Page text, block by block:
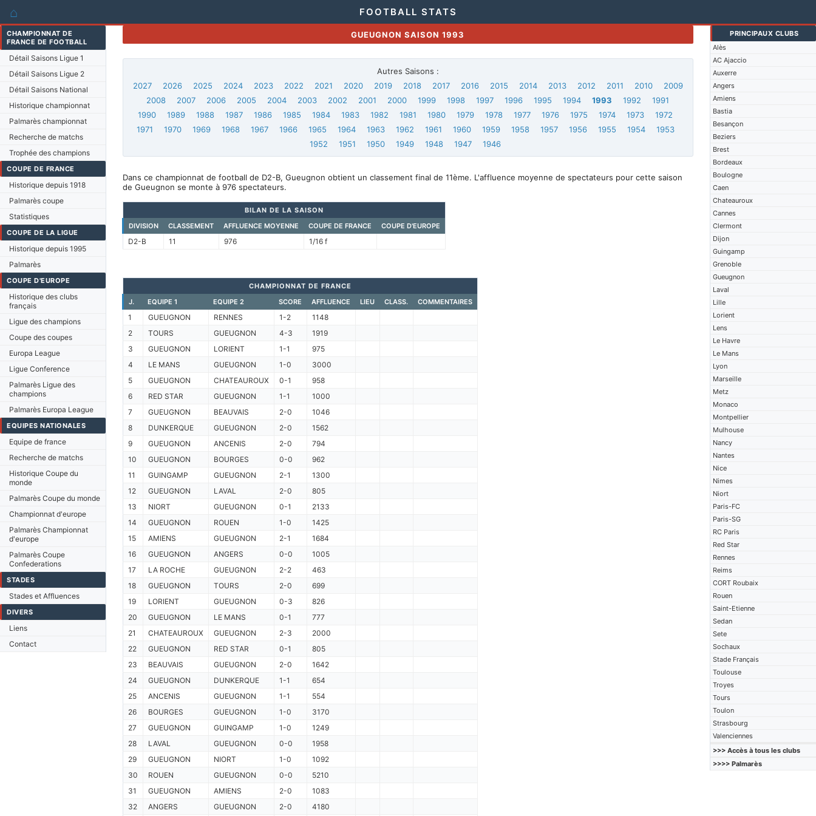
⌂ FOOTBALL STATS
CHAMPIONNAT DE
FRANCE DE FOOTBALL
Détail Saisons Ligue 1
Détail Saisons Ligue 2
Détail Saisons National
Historique championnat
Palmarès championnat
Recherche de matchs
Trophée des champions
COUPE DE FRANCE
Historique depuis 1918
Palmarès coupe
Statistiques
COUPE DE LA LIGUE
Historique depuis 1995
Palmarès
COUPE D'EUROPE
Historique des clubs
français
Ligue des champions
Coupe des coupes
Europa League
Ligue Conference
Palmarès Ligue des
champions
Palmarès Europa League
EQUIPES NATIONALES
Equipe de france
Recherche de matchs
Historique Coupe du
monde
Palmarès Coupe du monde
Championnat d'europe
Palmarès Championnat
d'europe
Palmarès Coupe
Confederations
STADES
Stades et Affluences
DIVERS
Liens
Contact
PRINCIPAUX CLUBS
Alès
AC Ajaccio
Auxerre
Angers
Amiens
Bastia
Besançon
Beziers
Brest
Bordeaux
Boulogne
Caen
Chateauroux
Cannes
Clermont
Dijon
Guingamp
Grenoble
Gueugnon
Laval
Lille
Lorient
Lens
Le Havre
Le Mans
Lyon
Marseille
Metz
Monaco
Montpellier
Mulhouse
Nancy
Nantes
Nice
Nimes
Niort
Paris-FC
Paris-SG
RC Paris
Red Star
Rennes
Reims
CORT Roubaix
Rouen
Saint-Etienne
Sedan
Sete
Sochaux
Stade Français
Toulouse
Troyes
Tours
Toulon
Strasbourg
Valenciennes
>>> Accès à tous les clubs
>>>> Palmarès
GUEUGNON SAISON 1993
Autres Saisons :
2027
2026 2025 2024 2023 2022 2021 2020 2019 2018 2017 2016 2015 2014 2013 2012 2011 2010
2009
2008
2007 2006 2005 2004 2003 2002 2001 2000 1999 1998 1997 1996 1995 1994 1993 1992
1991
1990
1989 1988 1987 1986 1985 1984 1983 1982 1981 1980 1979 1978 1977 1976 1975 1974 1973
1972
1971
1970 1969 1968 1967 1966 1965 1964 1963 1962 1961 1960 1959 1958 1957 1956 1955 1954
1953
1952
1951 1950 1949 1948 1947 1946
Dans ce championnat de football de D2-B, Gueugnon obtient un classement final de 11ème. L'affluence moyenne de spectateurs pour cette saison
de Gueugnon se monte à 976 spectateurs.
BILAN DE LA SAISON
DIVISION
CLASSEMENT AFFLUENCE MOYENNE COUPE DE FRANCE COUPE D'EUROPE
D2-B 11 976 1/16 f
CHAMPIONNAT DE FRANCE
J.
EQUIPE 1 EQUIPE 2 SCORE AFFLUENCE LIEU CLASS. COMMENTAIRES
1 GUEUGNON RENNES 1-2
1148
2
TOURS GUEUGNON 4-3
1919
3
GUEUGNON LORIENT 1-1
975
4
LE MANS GUEUGNON 1-0
3000
5
GUEUGNON CHATEAUROUX 0-1
958
6
RED STAR GUEUGNON 1-1
1000
7
GUEUGNON BEAUVAIS 2-0
1046
8
DUNKERQUE GUEUGNON 2-0
1562
9
GUEUGNON ANCENIS 2-0
794
10
GUEUGNON BOURGES 0-0
962
11
GUINGAMP GUEUGNON 2-1
1300
12
GUEUGNON LAVAL 2-0
805
13
NIORT GUEUGNON 0-1
2133
14
GUEUGNON ROUEN 1-0
1425
15
AMIENS GUEUGNON 2-1
1684
16
GUEUGNON ANGERS 0-0
1005
17
LA ROCHE GUEUGNON 2-2
463
18
GUEUGNON TOURS 2-0
699
19
LORIENT GUEUGNON 0-3
826
20
GUEUGNON LE MANS 0-1
777
21
CHATEAUROUX GUEUGNON 2-3
2000
22
GUEUGNON RED STAR 0-1
805
23
BEAUVAIS GUEUGNON 2-0
1642
24
GUEUGNON DUNKERQUE 1-1
654
25
ANCENIS GUEUGNON 1-1
554
26
BOURGES GUEUGNON 1-0
3170
27
GUEUGNON GUINGAMP 1-0
1249
28
LAVAL GUEUGNON 0-0
1958
29
GUEUGNON NIORT 1-0
1092
30
ROUEN GUEUGNON 0-0
5210
31
GUEUGNON AMIENS 2-0
1083
32
ANGERS GUEUGNON 2-0 4180